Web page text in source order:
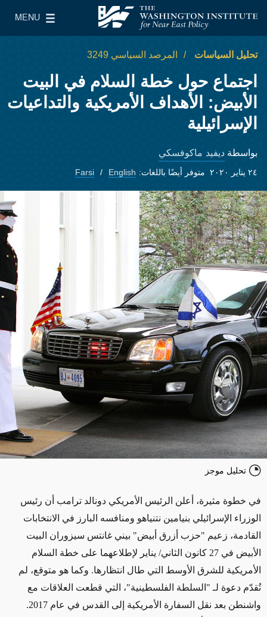
معهد واشنطن لسياسات الشرق الأدنى
MENU
Main Menu
تحليل السياسات المرصد السياسي 3249
اجتماع حول خطة السلام في البيت
الأبيض: الأهداف الأمريكية والتداعيات
الإسرائيلية
بواسطة ديفيد ماكوفسكي
٢٤ يناير ٢٠٢٠ متوفر أيضًا باللغات: English
Farsi
تحليل موجز
في خطوة مثيرة، أعلن الرئيس الأمريكي دونالد ترامب أن رئيس
الوزراء الإسرائيلي بنيامين نتنياهو ومنافسه البارز في الانتخابات
القادمة، زعيم "حزب أزرق أبيض" بيني غانتس سيزوران البيت
الأبيض في 27 كانون الثاني/ يناير لإطلاعهما على خطة السلام
الأمريكية للشرق الأوسط التي طال انتظارها. وكما هو متوقع، لم
تُقدّم دعوة لـ "السلطة الفلسطينية"، التي قطعت العلاقات مع
واشنطن بعد نقل السفارة الأمريكية إلى القدس في عام 2017.